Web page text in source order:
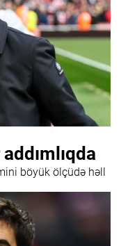
böyük ölçüdə həll